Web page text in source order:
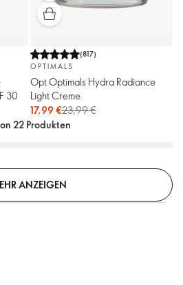
30
(817)
OPTIMALS
Opt Optimals Hydra Radiance
Light Creme
17,99 €23,99 €
22 Produkten
ANZEIGEN